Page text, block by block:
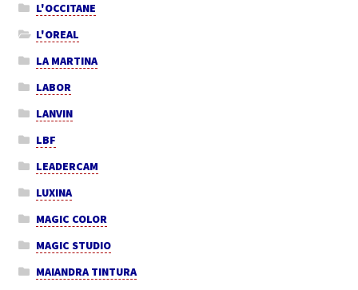
L'OCCITANE
L'OREAL
LA MARTINA
LABOR
LANVIN
LBF
LEADERCAM
LUXINA
MAGIC COLOR
MAGIC STUDIO
MAIANDRA TINTURA